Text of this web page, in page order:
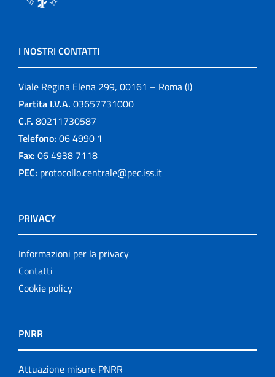
I NOSTRI CONTATTI
Viale Regina Elena 299, 00161 – Roma (I)
Partita I.V.A. 03657731000
C.F. 80211730587
Telefono: 06 4990 1
Fax: 06 4938 7118
PEC: protocollo.centrale@pec.iss.it
PRIVACY
Informazioni per la privacy
Contatti
Cookie policy
PNRR
Attuazione misure PNRR